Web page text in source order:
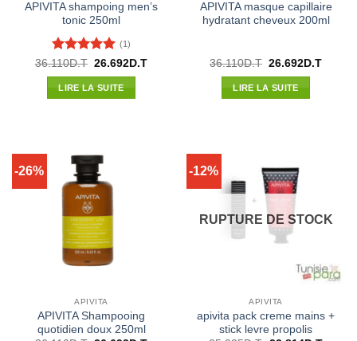
APIVITA shampoing men’s
tonic 250ml
Note5 sur
5
(1)
36.110D.T Le
initial
était :
26.692D.TLe
LIRE LA SUITE
APIVITA masque capillaire
hydratant cheveux 200ml
36.110D.T Le
initial
était :
26.692D.TLe
LIRE LA SUITE
-26%
APIVITA
APIVITA Shampooing
quotidien doux 250ml
-12%
RUPTURE DE STOCK
APIVITA
apivita pack creme mains +
stick levre propolis